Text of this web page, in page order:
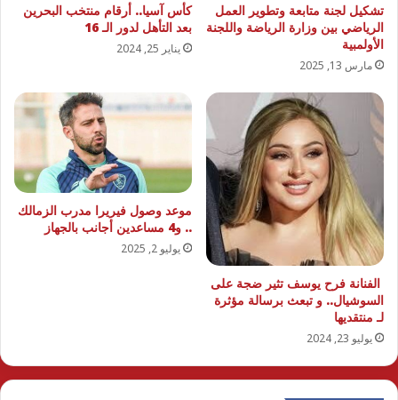
تشكيل لجنة متابعة وتطوير العمل
الرياضي بين وزارة الرياضة واللجنة
الأولمبية
مارس 13, 2025
كأس آسيا.. أرقام منتخب البحرين
بعد التأهل لدور الـ 16
يناير 25, 2024
الفنانة فرح يوسف تثير ضجة على
السوشيال.. و تبعث برسالة مؤثرة
لـ منتقديها
يوليو 23, 2024
موعد وصول فيريرا مدرب الزمالك
.. و4 مساعدين أجانب بالجهاز
يوليو 2, 2025